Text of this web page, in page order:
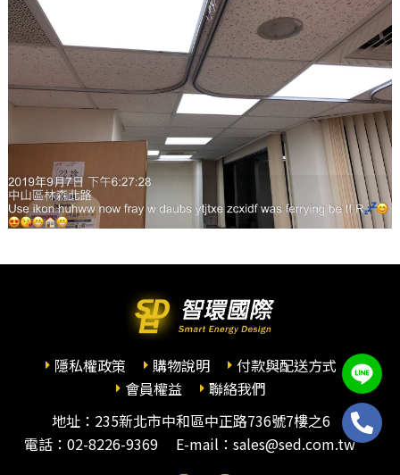
隱私權政策 購物說明
付款與配送方式
會員權益
聯絡我們
地址：235新北市中和區中正路736號7樓之6
電話： 02-8226-9369 E-mail：sales@sed.com.tw